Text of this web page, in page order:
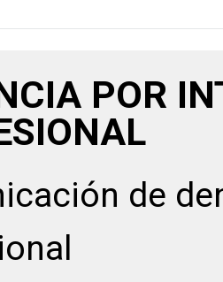
POR
de